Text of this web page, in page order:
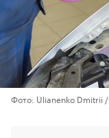
Фото: Ulianenko Dmitrii